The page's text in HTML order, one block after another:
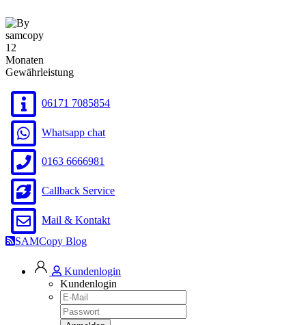
06171 7085854
Whatsapp chat
0163 6666981
Callback Service
Mail & Kontakt
SAMCopy Blog
Kundenlogin
Kundenlogin